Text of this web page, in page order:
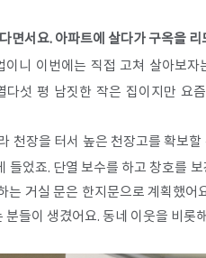
면서요. 아파트에 살다가 구옥을
니 이번에는 직접 고쳐 살아보
다섯 평 남짓한 작은 집이지만 요
천장을 터서 높은 천장고를 확보
들었죠. 단열 보수를 하고 창호를
는 거실 문은 한지문으로 계획했
분들이 생겼어요. 동네 이웃을 비